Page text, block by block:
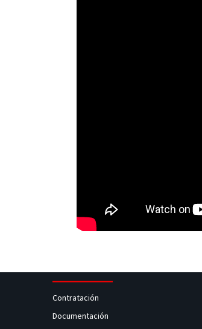
Contratación
Documentación